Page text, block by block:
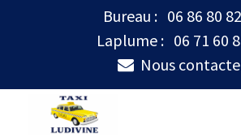
Bureau : 06 86 80
Laplume : 06 71 60
Nous